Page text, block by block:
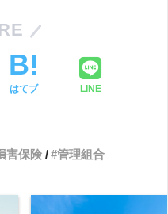
はてブ LINE
害保険 管理組合